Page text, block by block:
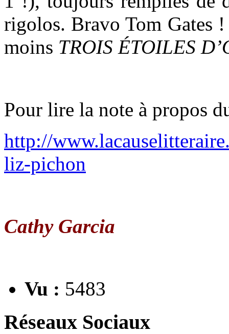
rigolos. Bravo Tom Gates
moins TROIS ÉTOILES
Pour lire la note à propos
http://
liz-pichon
Cathy Garcia
Vu : 5483
Réseaux Sociaux